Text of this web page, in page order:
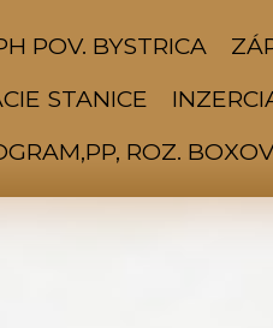
POV. BYSTRICA
STANICE
ROZ.